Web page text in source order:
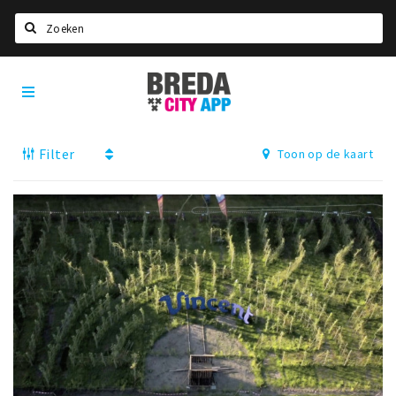
Home
Deals
Nieuws, interviews & blogs
Eten
Drinken
Slapen
Recreatief
Winkels
Breda
City
App
Filter Toon op de kaart